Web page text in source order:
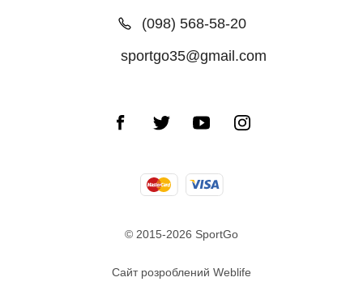
(098) 568-58-20
sportgo35@gmail.com
© 2015-2026 SportGo
Сайт розроблений Weblife